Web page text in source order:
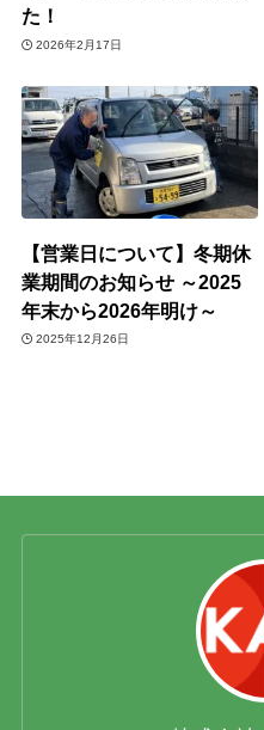
た！
2026年2月17日
【営業日について】冬期休
業期間のお知らせ ～2025
年末から2026年明け～
2025年12月26日